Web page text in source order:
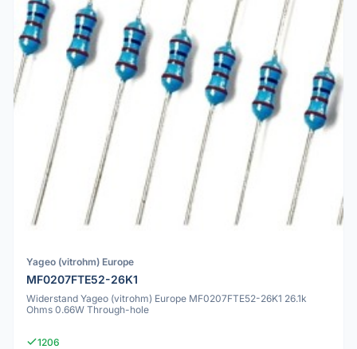
Yageo (vitrohm) Europe
MF0207FTE52-26K1
Widerstand Yageo (vitrohm) Europe MF0207FTE52-26K1 26.1k
Ohms 0.66W Through-hole
1206